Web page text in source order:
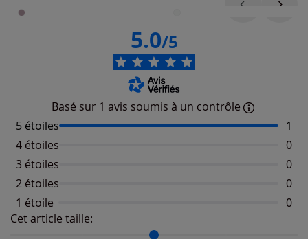
5.0/5
Basé sur 1 avis soumis à un contrôle
5 étoiles
1
4 étoiles
0
3 étoiles
0
2 étoiles
0
1 étoile
0
Cet article taille:
Répartition du taillant selon les avis clients
Taille normalement : 100%